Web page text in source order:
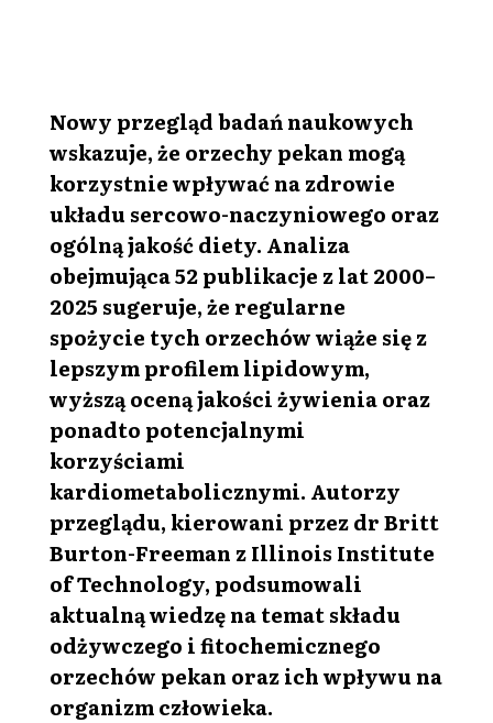
Nowy przegląd badań naukowych
wskazuje, że orzechy pekan mogą
korzystnie wpływać na zdrowie
układu sercowo-naczyniowego oraz
ogólną jakość diety. Analiza
obejmująca 52 publikacje z lat 2000–
2025 sugeruje, że regularne
spożycie tych orzechów wiąże się z
lepszym profilem lipidowym,
wyższą oceną jakości żywienia oraz
ponadto potencjalnymi
korzyściami
kardiometabolicznymi. Autorzy
przeglądu, kierowani przez dr Britt
Burton-Freeman z Illinois Institute
of Technology, podsumowali
aktualną wiedzę na temat składu
odżywczego i fitochemicznego
orzechów pekan oraz ich wpływu na
organizm człowieka.